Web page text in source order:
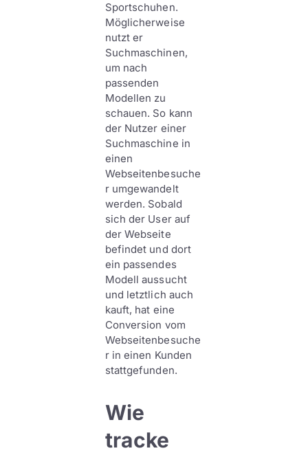
Sportschuhen.
Möglicherweise
nutzt er
Suchmaschinen,
um nach
passenden
Modellen zu
schauen. So kann
der Nutzer einer
Suchmaschine in
einen
Webseitenbesuche
r umgewandelt
werden. Sobald
sich der User auf
der Webseite
befindet und dort
ein passendes
Modell aussucht
und letztlich auch
kauft, hat eine
Conversion vom
Webseitenbesuche
r in einen Kunden
stattgefunden.
Wie
tracke